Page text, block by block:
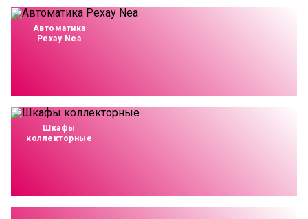
Автоматика
Рехау Nea
Шкафы
коллекторные